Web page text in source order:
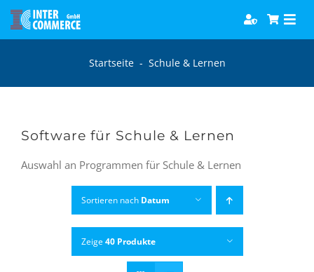
Zum
Inhalt
Hörbücher
Startseite- Schule & Lernen
Software für Schule & Lernen
Auswahl an Programmen für Schule & Lernen
Sortieren nach Datum
Zeige 40 Produkte